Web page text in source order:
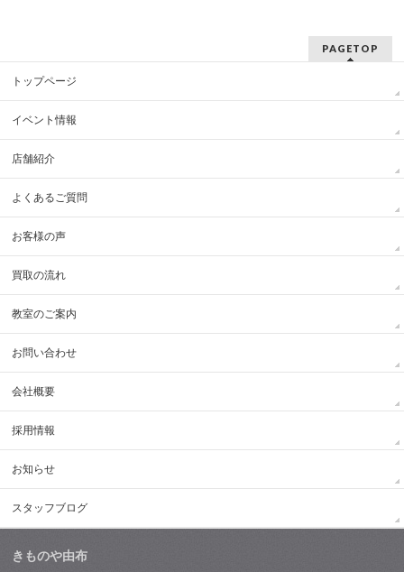
PAGETOP
トップページ
イベント情報
店舗紹介
よくあるご質問
お客様の声
買取の流れ
教室のご案内
お問い合わせ
会社概要
採用情報
お知らせ
スタッフブログ
きものや由布